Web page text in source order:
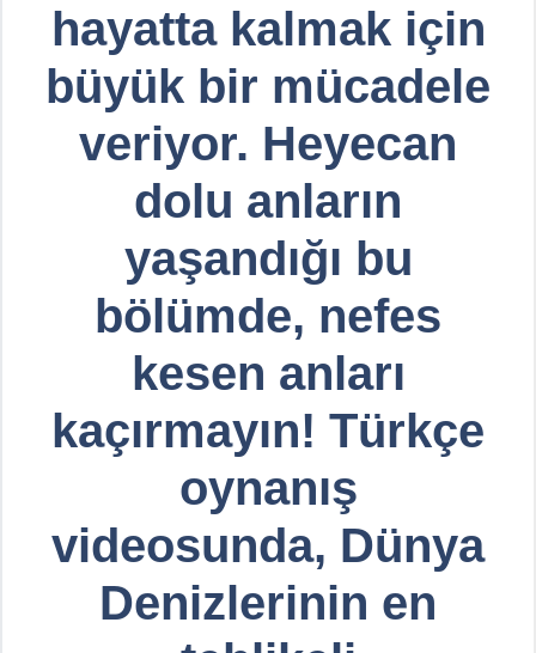
hayatta kalmak için
büyük bir mücadele
veriyor. Heyecan
dolu anların
yaşandığı bu
bölümde, nefes
kesen anları
kaçırmayın! Türkçe
oynanış
videosunda, Dünya
Denizlerinin en